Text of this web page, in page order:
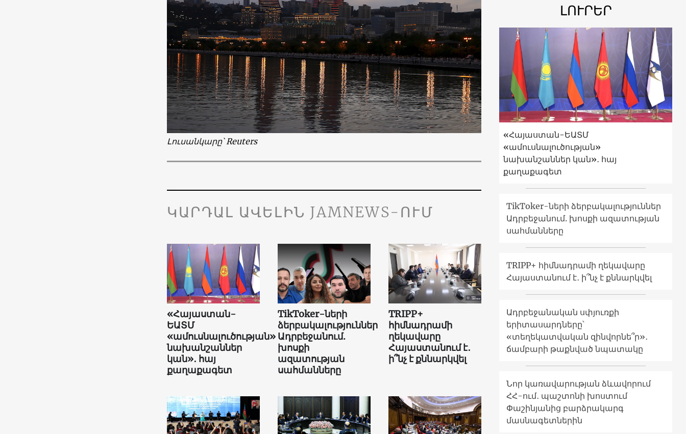
Լուսանկարը՝ Reuters
ԿԱՐԴԱԼ ԱՎԵԼԻՆ JAMNEWS-ՈՒՄ
«Հայաստան-
ԵԱՏՄ
«ամուսնալուծության»
նախանշաններ
կան»․ հայ
քաղաքագետ
TikToker-ների
ձերբակալություններ
Ադրբեջանում.
խոսքի
ազատության
սահմանները
TRIPP+
հիմնադրամի
ղեկավարը
Հայաստանում է․
ի՞նչ է քննարկվել
ԼՈՒՐԵՐ
«Հայաստան-ԵԱՏՄ
«ամուսնալուծության»
նախանշաններ կան»․ հայ
քաղաքագետ
TikToker-ների ձերբակալություններ
Ադրբեջանում. խոսքի ազատության
սահմանները
TRIPP+ հիմնադրամի ղեկավարը
Հայաստանում է․ ի՞նչ է քննարկվել
Ադրբեջանական սփյուռքի
երիտասարդները՝
«տեղեկատվական զինվորնե՞ր»․
ճամբարի թաքնված նպատակը
Նոր կառավարության ձևավորում
ՀՀ-ում․ պաշտոնի խոստում
Փաշինյանից բարձրակարգ
մասնագետներին